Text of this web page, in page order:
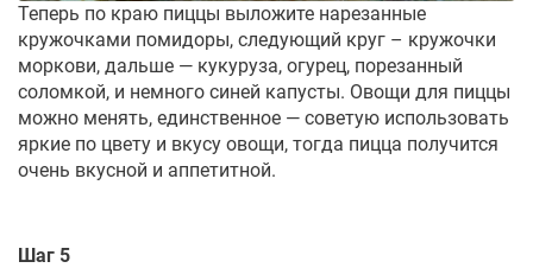
Теперь по краю пиццы выложите нарезанные
кружочками помидоры, следующий круг – кружочки
моркови, дальше — кукуруза, огурец, порезанный
соломкой, и немного синей капусты. Овощи для пиццы
можно менять, единственное — советую использовать
яркие по цвету и вкусу овощи, тогда пицца получится
очень вкусной и аппетитной.
Шаг 5